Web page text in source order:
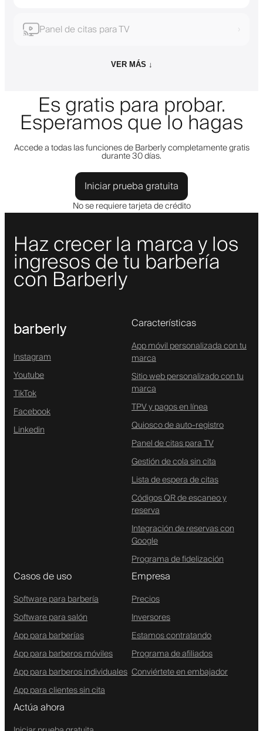
Panel de citas para TV ›
VER MÁS ↓
Es gratis para probar.
Esperamos que lo hagas
Accede a todas las funciones de Barberly completamente gratis
durante 30 días.
Iniciar prueba gratuita
No se requiere tarjeta de crédito
Haz crecer la marca y los
ingresos de tu barbería
con Barberly
barberly
Instagram
Youtube
TikTok
Facebook
Linkedin
Características
App móvil personalizada con tu
marca
Sitio web personalizado con tu
marca
TPV y pagos en línea
Quiosco de auto-registro
Panel de citas para TV
Gestión de cola sin cita
Lista de espera de citas
Códigos QR de escaneo y
reserva
Integración de reservas con
Google
Programa de fidelización
Casos de uso
Software para barbería
Software para salón
App para barberías
App para barberos móviles
App para barberos individuales
App para clientes sin cita
Empresa
Precios
Inversores
Estamos contratando
Programa de afiliados
Conviértete en embajador
Actúa ahora